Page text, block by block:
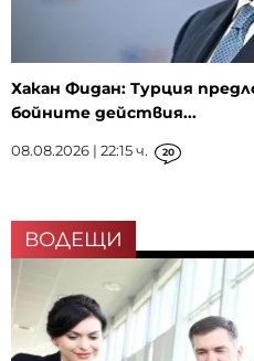
Хакан Фидан: Турция
бойните действия...
08.08.2026 | 22:15 ч. 20
ВОДЕЩИ